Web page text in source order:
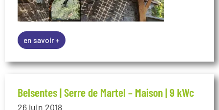
Belsentes | Serre de Martel – Maison | 9 kWc
26 juin 2018